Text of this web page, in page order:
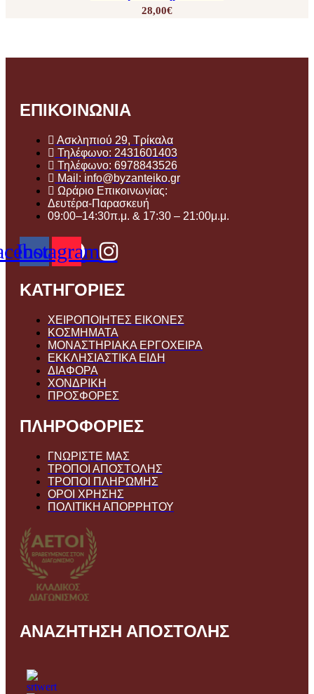
28,00€
ΕΠΙΚΟΙΝΩΝΙΑ
Ασκληπιού 29, Τρίκαλα
Τηλέφωνο: 2431601403
Τηλέφωνο: 6978843526
Mail: info@byzanteiko.gr
Ωράριο Επικοινωνίας:
Δευτέρα-Παρασκευή
09:00–14:30π.μ. & 17:30 – 21:00μ.μ.
Instagram
ΚΑΤΗΓΟΡΙΕΣ
ΧΕΙΡΟΠΟΙΗΤΕΣ ΕΙΚΟΝΕΣ
ΚΟΣΜΗΜΑΤΑ
ΜΟΝΑΣΤΗΡΙΑΚΑ ΕΡΓΟΧΕΙΡΑ
ΕΚΚΛΗΣΙΑΣΤΙΚΑ ΕΙΔΗ
ΔΙΑΦΟΡΑ
ΧΟΝΔΡΙΚΗ
ΠΡΟΣΦΟΡΕΣ
ΠΛΗΡΟΦΟΡΙΕΣ
ΓΝΩΡΙΣΤΕ ΜΑΣ
ΤΡΟΠΟΙ ΑΠΟΣΤΟΛΗΣ
ΤΡΟΠΟΙ ΠΛΗΡΩΜΗΣ
ΟΡΟΙ ΧΡΗΣΗΣ
ΠΟΛΙΤΙΚΗ ΑΠΟΡΡΗΤΟΥ
ΑΝΑΖΗΤΗΣΗ ΑΠΟΣΤΟΛΗΣ